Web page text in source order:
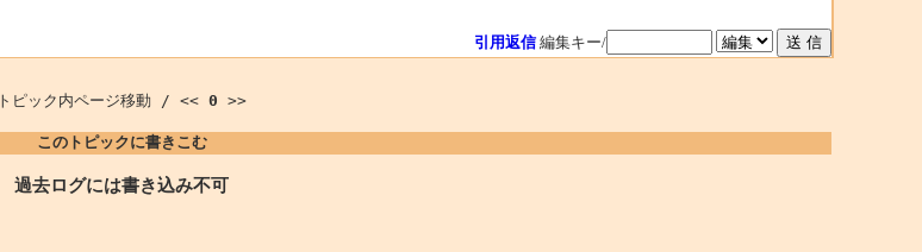
引用返信 編集キー/
トピック内ページ移動 / << 0 >>
このトピックに書きこむ
過去ログには書き込み不可